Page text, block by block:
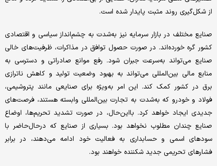
از شکل‌گیری روند مثبت پایدار شده است.
صنایع مختلف در بازار سرمایه نیز به‌شدت به چشم‌انداز سیاسی و اقتصادی
کشور گره خورده‌اند. در صورت حصول توافق در مذاکرات، ظرفیت‌های خالی
صنایع می‌تواند به‌سرعت جبران شود. رفع موانع صادراتی و دسترسی به
منابع مالی بین‌المللی می‌تواند به بهبود وضعیت تولید و کاهش ناترازی
برق در کشور کمک کند. این امر به‌ویژه برای صنایعی مانند پتروشیمی،
فولاد و خودرو که به‌شدت به تجارت بین‌المللی وابسته هستند، فرصت‌های
جدیدی ایجاد خواهد کرد. با‌این‌حال، در صورت تشدید تحریم‌ها، اوضاع
صنایع چندان مطلوب نخواهد بود. بسیاری از صنایع که در‌حال‌حاضر با
سودهای اسمی و حسابداری به فعالیت خود ادامه می‌دهند، در برابر
فشارهای تحریمی جدید شکننده خواهند بود.